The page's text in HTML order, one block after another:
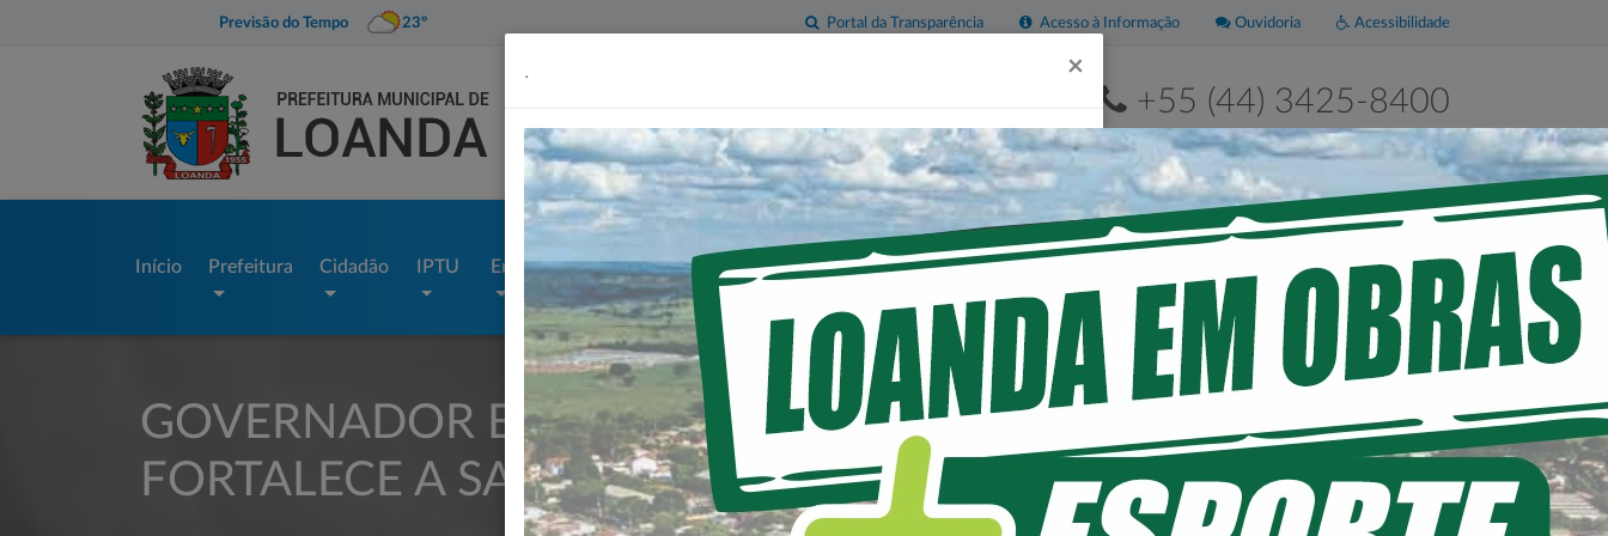
Previsão do Tempo 23º Acessibilidade
Ouvidoria
Acesso à Informação
Portal da Transparência
+55 (44) 3425-8400
2ª a 6ª de 8h às 11h30 e das 13h às 17h30
Início Prefeitura Cidadão IPTU Empresas Imprensa Servidor Contatos
Sala do
Empreendedor
Municipais
Portal da
Transparência
GOVERNADOR EM LOANDA: INVESTIMENTO HISTÓRICO
FORTALECE A SAÚDE REGIONAL
. ×